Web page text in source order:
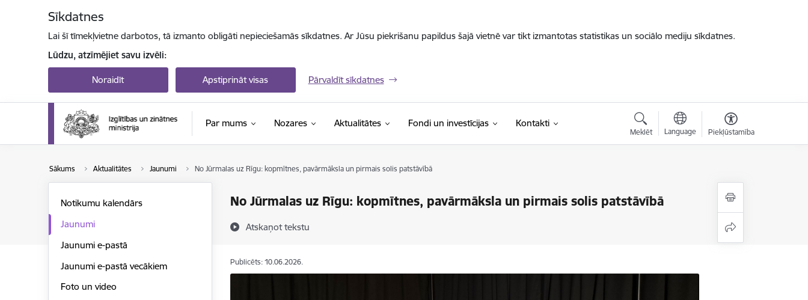
Sīkdatnes
Lai šī tīmekļvietne darbotos, tā izmanto obligāti nepieciešamās sīkdatnes. Ar Jūsu piekrišanu papildus šajā vietnē var tikt izmantotas statistikas un sociālo mediju sīkdatnes.
Lūdzu, atzīmējiet savu izvēli:
Noraidīt Apstiprināt visas Pārvaldīt sīkdatnes
Par mums Nozares Aktualitātes Fondi un investīcijas Kontakti
Meklēt Language Piekļūstamība
Sākums Aktualitātes Jaunumi No Jūrmalas uz Rīgu: kopmītnes, pavārmāksla un pirmais solis patstāvībā
No Jūrmalas uz Rīgu: kopmītnes, pavārmāksla un pirmais solis patstāvībā
Atskaņot tekstu
Notikumu kalendārs
Jaunumi
Jaunumi e-pastā
Jaunumi e-pastā vecākiem
Foto un video
Publicēts: 10.06.2026.